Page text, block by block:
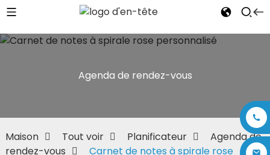
Agenda de rendez-vous
Maison Tout voir Planificateur
Agenda de
rendez-vous
Carnet de notes à spirale rose